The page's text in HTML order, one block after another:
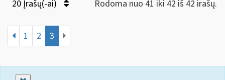
20 Įrašų(-ai) Rodoma nuo 41 iki 42 iš 42 irašų.
1 2 3